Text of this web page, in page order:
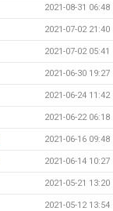
2021-08-31 06:48
2021-07-02 21:40
2021-07-02 05:41
2021-06-30 19:27
2021-06-24 11:42
2021-06-22 06:18
2021-06-16 09:48
2021-06-14 10:27
2021-05-21 13:20
2021-05-12 13:54